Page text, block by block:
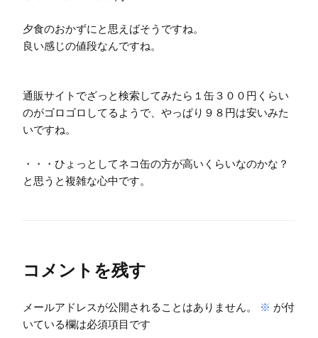
夕食のおかずにと思えばそうですね。
良い感じの値段なんですね。
通販サイトでざっと検索してみたら１缶３００円くらい
のがゴロゴロしてるようで、やっぱり９８円は安いみた
いですね。
・・・ひょっとしてネコ缶の方が高いくらいなのかな？
と思うと複雑な心中です。
コメントを残す
メールアドレスが公開されることはありません。 ※ が付
いている欄は必須項目です